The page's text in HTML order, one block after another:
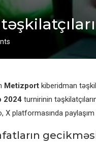
Metizportkiberidman
2024turnirinin
X platformasında paylaşım